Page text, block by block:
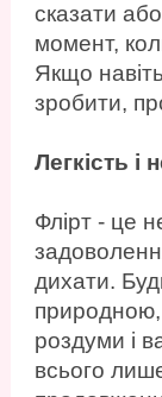
сказати
момент,
Якщо
зробити,
Легкість і
Флірт - це
дихати.
природною,
роздуми і
всього